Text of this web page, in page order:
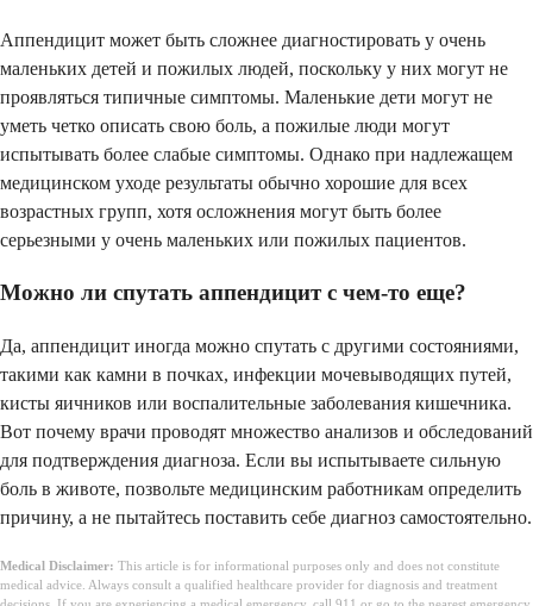
Аппендицит может быть сложнее диагностировать у очень
маленьких детей и пожилых людей, поскольку у них могут не
проявляться типичные симптомы. Маленькие дети могут не
уметь четко описать свою боль, а пожилые люди могут
испытывать более слабые симптомы. Однако при надлежащем
медицинском уходе результаты обычно хорошие для всех
возрастных групп, хотя осложнения могут быть более
серьезными у очень маленьких или пожилых пациентов.
Можно ли спутать аппендицит с чем-то еще?
Да, аппендицит иногда можно спутать с другими состояниями,
такими как камни в почках, инфекции мочевыводящих путей,
кисты яичников или воспалительные заболевания кишечника.
Вот почему врачи проводят множество анализов и обследований
для подтверждения диагноза. Если вы испытываете сильную
боль в животе, позвольте медицинским работникам определить
причину, а не пытайтесь поставить себе диагноз самостоятельно.
Medical Disclaimer: This article is for informational purposes only and does not constitute
medical advice. Always consult a qualified healthcare provider for diagnosis and treatment